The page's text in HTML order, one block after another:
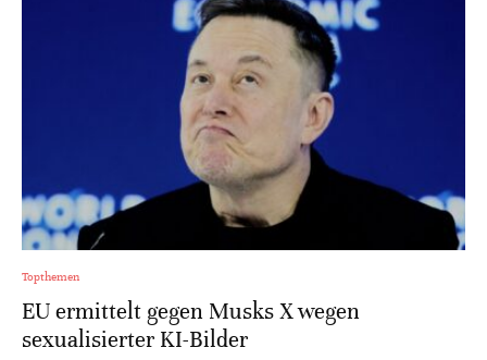
Topthemen
EU ermittelt gegen Musks X wegen
sexualisierter KI-Bilder